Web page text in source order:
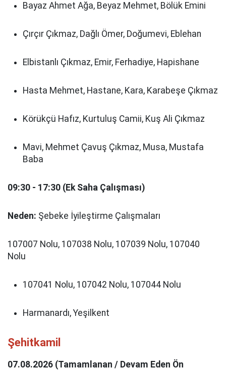
Bayaz Ahmet Ağa, Beyaz Mehmet, Bölük Emini
Çırçır Çıkmaz, Dağlı Ömer, Doğumevi, Eblehan
Elbistanlı Çıkmaz, Emir, Ferhadiye, Hapishane
Hasta Mehmet, Hastane, Kara, Karabeşe Çıkmaz
Körükçü Hafız, Kurtuluş Camii, Kuş Ali Çıkmaz
Mavi, Mehmet Çavuş Çıkmaz, Musa, Mustafa
Baba
09:30 - 17:30 (Ek Saha Çalışması)
Neden: Şebeke İyileştirme Çalışmaları
107007 Nolu, 107038 Nolu, 107039 Nolu, 107040
Nolu
107041 Nolu, 107042 Nolu, 107044 Nolu
Harmanardı, Yeşilkent
Şehitkamil
07.08.2026 (Tamamlanan / Devam Eden Ön